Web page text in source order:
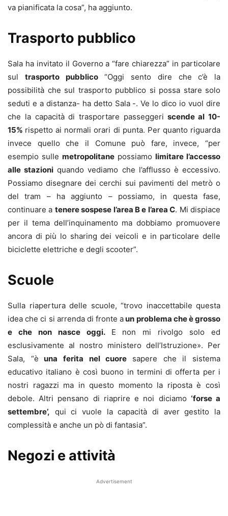
va pianificata la cosa”, ha aggiunto.
Trasporto pubblico
Sala ha invitato il Governo a “fare chiarezza” in particolare
sul trasporto pubblico“Oggi sento dire che c’è la
possibilità che sul trasporto pubblico si possa stare solo
seduti e a distanza- ha detto Sala -. Ve lo dico io vuol dire
che la capacità di trasportare passeggeri scende al 10-
15% rispetto ai normali orari di punta. Per quanto riguarda
invece quello che il Comune può fare, invece, “per
esempio sulle metropolitane possiamo limitare l’accesso
alle stazioni quando vediamo che l’afflusso è eccessivo.
Possiamo disegnare dei cerchi sui pavimenti del metrò o
del tram – ha aggiunto – possiamo, in questa fase,
continuare a tenere sospese l’area B e l’area C. Mi dispiace
per il tema dell’inquinamento ma dobbiamo promuovere
ancora di più lo sharing dei veicoli e in particolare delle
biciclette elettriche e degli scooter”.
Scuole
Sulla riapertura delle scuole, “trovo inaccettabile questa
idea che ci si arrenda di fronte aun problema che è grosso
e che non nasce oggi. E non mi rivolgo solo ed
esclusivamente al nostro ministero dell’Istruzione». Per
Sala, “è una ferita nel cuore sapere che il sistema
educativo italiano è così buono in termini di offerta per i
nostri ragazzi ma in questo momento la riposta è così
debole. Altri pensano di riaprire e noi diciamo ‘forse a
settembre’, qui ci vuole la capacità di aver gestito la
complessità e anche un pò di fantasia”.
Negozi e attività
Advertisement